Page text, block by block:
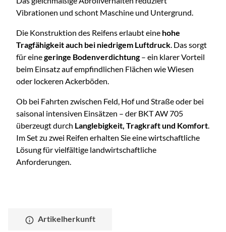
Vibrationen und schont Maschine und Untergrund.
Die Konstruktion des Reifens erlaubt eine hohe
Tragfähigkeit auch bei niedrigem Luftdruck. Das sorgt
für einegeringe Bodenverdichtung– ein klarer Vorteil
beim Einsatz auf empfindlichen Flächen wie Wiesen
oder lockeren Ackerböden.
Ob bei Fahrten zwischen Feld, Hof und Straße oder bei
saisonal intensiven Einsätzen – der BKT AW 705
überzeugt durch Langlebigkeit, Tragkraft und Komfort.
Im Set zu zwei Reifen erhalten Sie eine wirtschaftliche
Lösung für vielfältige landwirtschaftliche
Anforderungen.
Artikelherkunft